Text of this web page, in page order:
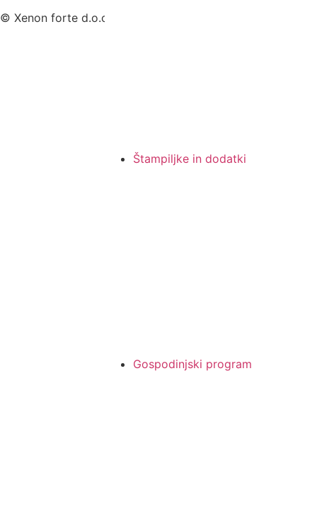
Štampiljke in dodatki
Gospodinjski program
© Xenon forte d.o.o. Vse pravice pridržane.